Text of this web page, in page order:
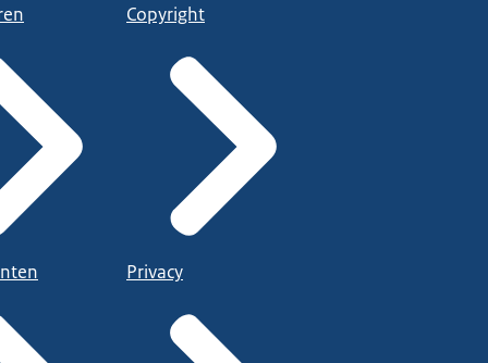
Copyright
Privacy